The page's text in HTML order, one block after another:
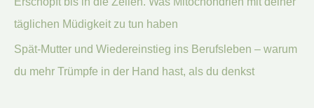
täglichen Müdigkeit zu tun haben
Spät-Mutter und Wiedereinstieg ins Berufsleben – warum
du mehr Trümpfe in der Hand hast, als du denkst